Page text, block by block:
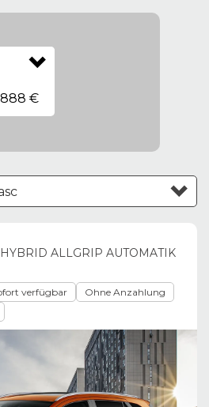
888 €
aufsteigend
ALLGRIP AUTOMATIK
verfügbar
Ohne Anzahlung